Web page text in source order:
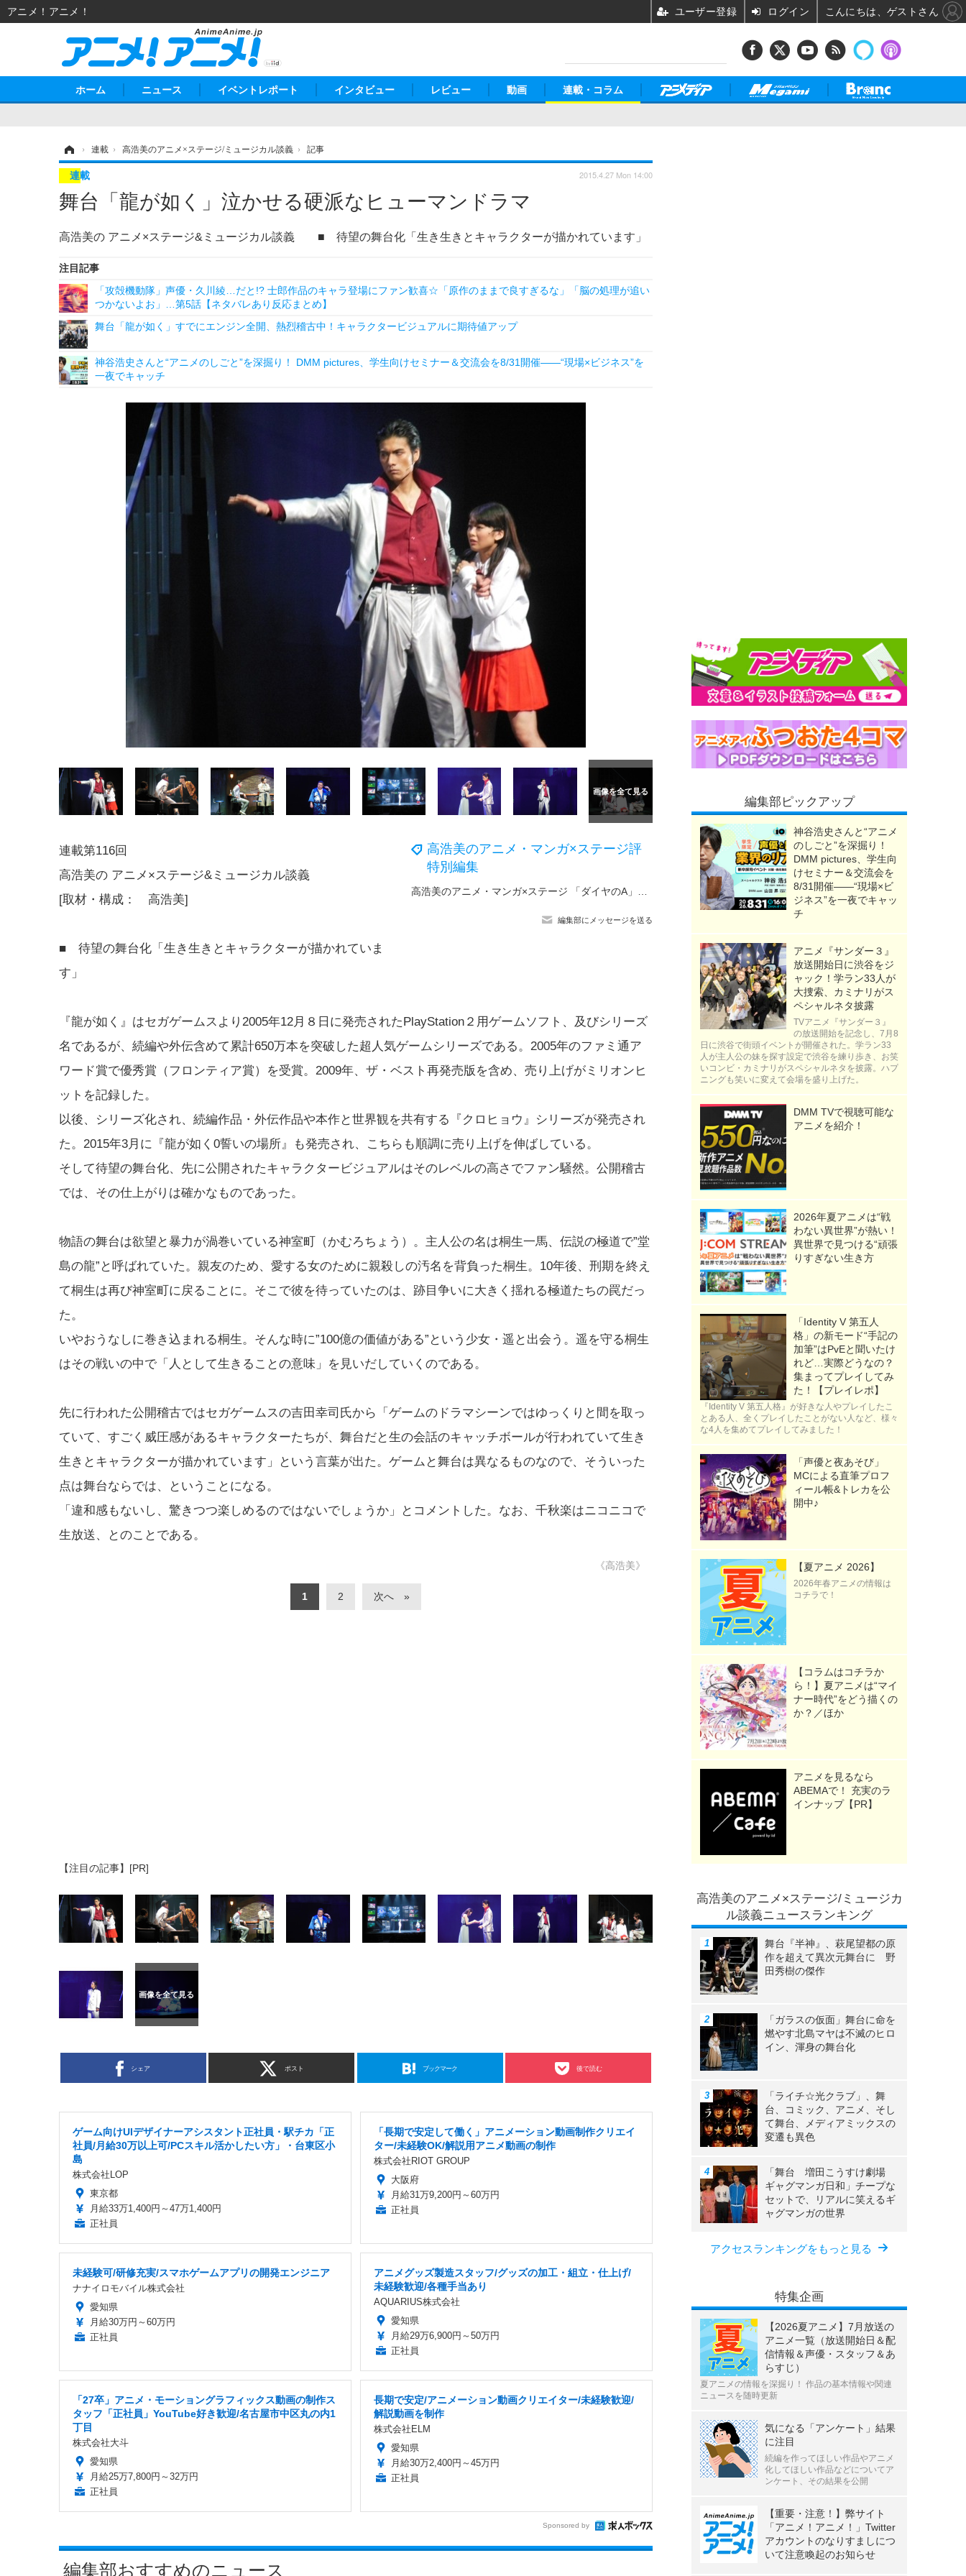
ホーム ニュース イベントレポート インタビュー レビュー 動画 連載・コラム
› 連載 › 高浩美のアニメ×ステージ/ミュージカル談義 › 記事
舞台「龍が如く」泣かせる硬派なヒューマンドラマ
高浩美の アニメ×ステージ&ミュージカル談義 ■ 待望の舞台化「生き生きとキャラクターが描かれています」
連載 2015.4.27 Mon 14:00
注目記事
「攻殻機動隊」声優・久川綾…だと!? 士郎作品のキャラ登場にファン歓喜☆「原作のままで良すぎるな」「脳の処理が追い
つかないよお」…第5話【ネタバレあり反応まとめ】
舞台「龍が如く」すでにエンジン全開、熱烈稽古中！キャラクタービジュアルに期待値アップ
神谷浩史さんと“アニメのしごと”を深掘り！ DMM pictures、学生向けセミナー＆交流会を8/31開催――“現場×ビジネス”を
一夜でキャッチ
高浩美のアニメ・マンガ×ステージ評
特別編集
編集部にメッセージを送る
連載第116回
高浩美の アニメ×ステージ&ミュージカル談義
[取材・構成： 高浩美]
■ 待望の舞台化「生き生きとキャラクターが描かれていま
す」
『龍が如く』はセガゲームスより2005年12月８日に発売されたPlayStation２用ゲームソフト、及びシリーズ
名であるが、続編や外伝含めて累計650万本を突破した超人気ゲームシリーズである。2005年のファミ通ア
ワード賞で優秀賞（フロンティア賞）を受賞。2009年、ザ・ベスト再発売版を含め、売り上げがミリオンヒ
ットを記録した。
以後、シリーズ化され、続編作品・外伝作品や本作と世界観を共有する『クロヒョウ』シリーズが発売され
た。2015年3月に『龍が如く0誓いの場所』も発売され、こちらも順調に売り上げを伸ばしている。
そして待望の舞台化、先に公開されたキャラクタービジュアルはそのレベルの高さでファン騒然。公開稽古
では、その仕上がりは確かなものであった。
物語の舞台は欲望と暴力が渦巻いている神室町（かむろちょう）。主人公の名は桐生一馬、伝説の極道で”堂
島の龍”と呼ばれていた。親友のため、愛する女のために親殺しの汚名を背負った桐生。10年後、刑期を終え
て桐生は再び神室町に戻ることに。そこで彼を待っていたのは、跡目争いに大きく揺れる極道たちの罠だっ
た。
いやおうなしに巻き込まれる桐生。そんな時に”100億の価値がある”という少女・遥と出会う。遥を守る桐生
はその戦いの中で「人として生きることの意味」を見いだしていくのである。
先に行われた公開稽古ではセガゲームスの吉田幸司氏から「ゲームのドラマシーンではゆっくりと間を取っ
ていて、すごく威圧感があるキャラクターたちが、舞台だと生の会話のキャッチボールが行われていて生き
生きとキャラクターが描かれています」という言葉が出た。ゲームと舞台は異なるものなので、そういった
点は舞台ならでは、ということになる。
「違和感もないし、驚きつつ楽しめるのではないでしょうか」とコメントした。なお、千秋楽はニコニコで
生放送、とのことである。
《高浩美》
1 2 次へ
【注目の記事】[PR]
シェア ポスト ブックマーク 後で読む
ゲーム向けUIデザイナーアシスタント正社員・駅チカ「正
社員/月給30万以上可/PCスキル活かしたい方」・台東区小
島
株式会社LOP
東京都
月給33万1,400円～47万1,400円
正社員
「長期で安定して働く」アニメーション動画制作クリエイ
ター/未経験OK/解説用アニメ動画の制作
株式会社RIOT GROUP
大阪府
月給31万9,200円～60万円
正社員
未経験可/研修充実/スマホゲームアプリの開発エンジニア
ナナイロモバイル株式会社
愛知県
月給30万円～60万円
正社員
アニメグッズ製造スタッフ/グッズの加工・組立・仕上げ/
未経験歓迎/各種手当あり
AQUARIUS株式会社
愛知県
月給29万6,900円～50万円
正社員
「27卒」アニメ・モーショングラフィックス動画の制作ス
タッフ「正社員」YouTube好き歓迎/名古屋市中区丸の内1
丁目
株式会社大斗
愛知県
月給25万7,800円～32万円
正社員
長期で安定/アニメーション動画クリエイター/未経験歓迎/
解説動画を制作
株式会社ELM
愛知県
月給30万2,400円～45万円
正社員
Sponsored by
編集部おすすめのニュース
編集部ピックアップ
神谷浩史さんと“アニメ
のしごと”を深掘り！
DMM pictures、学生向
けセミナー＆交流会を
8/31開催――“現場×ビ
ジネス”を一夜でキャッ
チ
アニメ『サンダー３』
放送開始日に渋谷をジ
ャック！学ラン33人が
大捜索、カミナリがス
ペシャルネタ披露
TVアニメ『サンダー３』
の放送開始を記念し、7月8
日に渋谷で街頭イベントが開催された。学ラン33
人が主人公の妹を探す設定で渋谷を練り歩き、お笑
いコンビ・カミナリがスペシャルネタを披露。ハプ
ニングも笑いに変えて会場を盛り上げた。
DMM TVで視聴可能な
アニメを紹介！
2026年夏アニメは“戦
わない異世界”が熱い！
異世界で見つける“頑張
りすぎない生き方
「Identity V 第五人
格」の新モード“手記の
加筆”はPvEと聞いたけ
れど…実際どうなの？
集まってプレイしてみ
た！【プレイレポ】
『Identity V 第五人格』が好きな人やプレイしたこ
とある人、全くプレイしたことがない人など、様々
な4人を集めてプレイしてみました！
「声優と夜あそび」
MCによる直筆プロフ
ィール帳&トレカを公
開中♪
【夏アニメ 2026】
2026年春アニメの情報は
コチラで！
【コラムはコチラか
ら！】夏アニメは“マイ
ナー時代”をどう描くの
か？／ほか
アニメを見るなら
ABEMAで！ 充実のラ
インナップ【PR】
高浩美のアニメ×ステージ/ミュージカ
ル談義ニュースランキング
舞台『半神』、萩尾望都の原
作を超えて異次元舞台に 野
田秀樹の傑作
「ガラスの仮面」舞台に命を
燃やす北島マヤは不滅のヒロ
イン、渾身の舞台化
「ライチ☆光クラブ」、舞
台、コミック、アニメ、そし
て舞台、メディアミックスの
変遷も異色
「舞台 増田こうすけ劇場
ギャグマンガ日和」チープな
セットで、リアルに笑えるギ
ャグマンガの世界
アクセスランキングをもっと見る
特集企画
【2026夏アニメ】7月放送の
アニメ一覧（放送開始日＆配
信情報＆声優・スタッフ＆あ
らすじ）
夏アニメの情報を深掘り！ 作品の基本情報や関連
ニュースを随時更新
気になる「アンケート」結果
に注目
続編を作ってほしい作品やアニメ
化してほしい作品などについてア
ンケート、その結果を公開
【重要・注意！】弊サイト
「アニメ！アニメ！」Twitter
アカウントのなりすましにつ
いて注意喚起のお知らせ
アニメ！アニメ！ ユーザー登録 ログイン こんにちは、ゲストさん